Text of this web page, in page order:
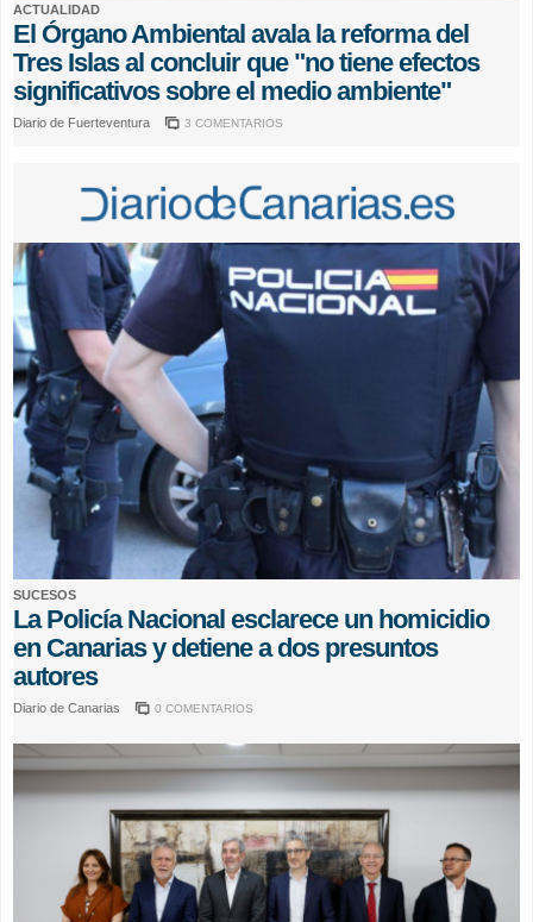
ACTUALIDAD
El Órgano Ambiental avala la reforma del
Tres Islas al concluir que "no tiene efectos
significativos sobre el medio ambiente"
Diario de Fuerteventura 3 COMENTARIOS
SUCESOS
La Policía Nacional esclarece un homicidio
en Canarias y detiene a dos presuntos
autores
Diario de Canarias 0 COMENTARIOS